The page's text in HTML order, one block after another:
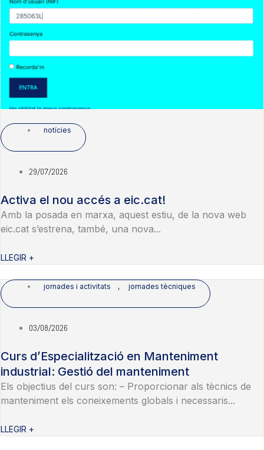
notícies
29/07/2026
Activa el nou accés a eic.cat!
Amb la posada en marxa, aquest estiu, de la nova web
eic.cat s’estrena, també, una nova...
LLEGIR +
jornades i activitats , jornades tècniques
03/08/2026
Curs d’Especialització en Manteniment
industrial: Gestió del manteniment
Els objectius del curs son: – Proporcionar als tècnics de
manteniment els coneixements globals i necessaris...
LLEGIR +